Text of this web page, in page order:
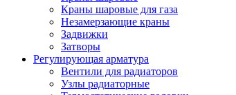
Краны шаровые для газа
Незамерзающие краны
Задвижки
Затворы
Регулирующая арматура
Вентили для радиаторов
Узлы радиаторные